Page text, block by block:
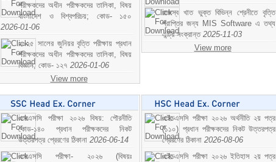
পরীক্ষকদের অধীন পরীক্ষকদের তালিকা, বিষয়
বাংলাদেশ ও বিশ্বপরিচয়; কোড- ১৫০
2026-01-06
২০২৫ সালের জুনিয়র বৃত্তি পরীক্ষায় প্রধান
পরীক্ষকদের অধীন পরীক্ষকদের তালিকা, বিষয়
বিজ্ঞান; কোড- ১২৭ 2026-01-06
View more
রাজস্ব খাত ভুক্ত বিভিন্ন শ্রেনীতে বৃত্তি
প্রাপ্তির জন্য MIS Software এ তথ্য
এন্ট্রি সংক্রান্ত 2025-11-03
View more
এসএসসি পরীক্ষা ২০২৬ বিষয়: পৌরনীতি
কোড-১৪০ প্রধান পরীক্ষকদের নিকট
উত্তরপত্র প্রেরণের ঠিকানা 2026-06-14
এসএসসি পরীক্ষা- ২০২৬ (বিষয়ঃ
এইচএসসি পরীক্ষা ২০২৬ অর্থনীতি ২য় পত্র
(১১০) প্রধান পরীক্ষকদের নিকট উত্তরপত্র
প্রেরণের ঠিকানা 2026-08-06
এইচএসসি পরীক্ষা ২০২৬ ইতিহাস ২য় পত্র